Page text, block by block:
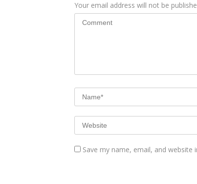
Your email address will not be
Save my name, email, and